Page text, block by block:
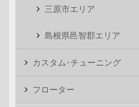
三原市エリア
島根県邑智郡エリア
カスタム･チューニング
フローター